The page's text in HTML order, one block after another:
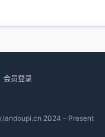
会员登录
2024 – Present